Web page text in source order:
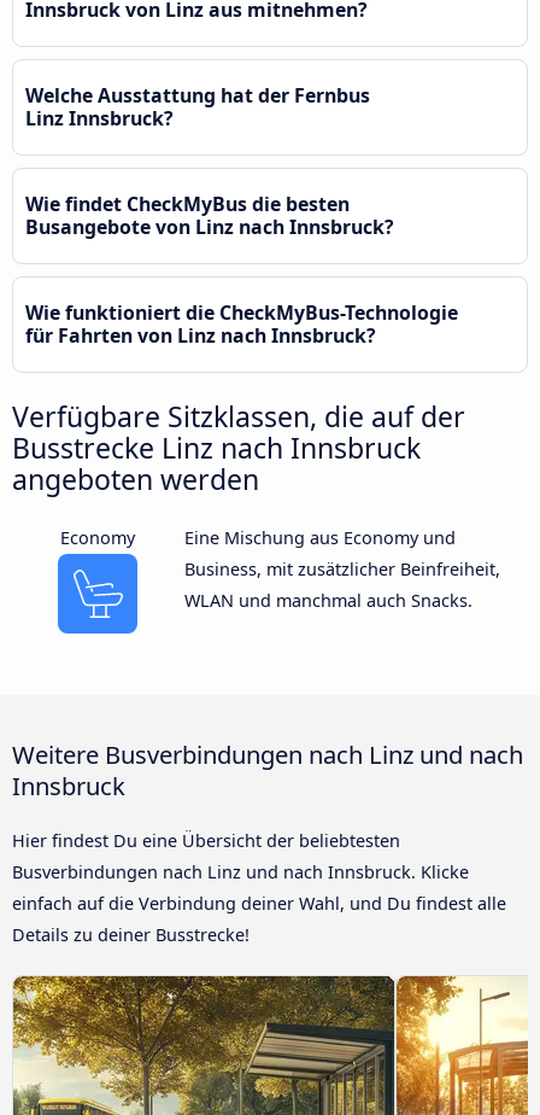
Innsbruck von Linz aus mitnehmen?
Welche Ausstattung hat der Fernbus
Linz Innsbruck?
Wie findet CheckMyBus die besten
Busangebote von Linz nach Innsbruck?
Wie funktioniert die CheckMyBus-Technologie
für Fahrten von Linz nach Innsbruck?
Verfügbare Sitzklassen, die auf der
Busstrecke Linz nach Innsbruck
angeboten werden
Economy
Eine Mischung aus Economy und
Business, mit zusätzlicher Beinfreiheit,
WLAN und manchmal auch Snacks.
Weitere Busverbindungen nach Linz und nach
Innsbruck
Hier findest Du eine Übersicht der beliebtesten
Busverbindungen nach Linz und nach Innsbruck. Klicke
einfach auf die Verbindung deiner Wahl, und Du findest alle
Details zu deiner Busstrecke!